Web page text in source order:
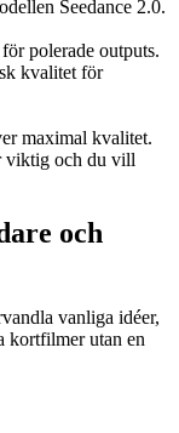
Seedance 2.0.
polerade outputs.
kvalitet för
maximal kvalitet.
viktig och du vill
och
vanliga idéer,
kortfilmer utan en